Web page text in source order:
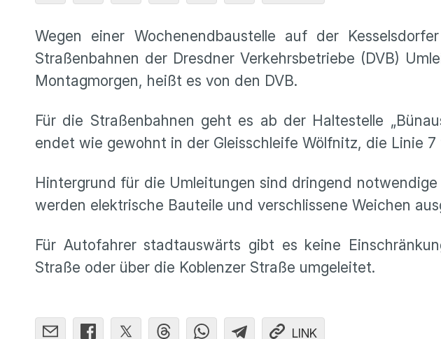
Wegen einer Wochenendbaustelle auf der
Straßenbahnen der Dresdner Verkehrsbetriebe (DVB)
Montagmorgen, heißt es von den DVB.
Für die Straßenbahnen geht es ab der Haltestelle
endet wie gewohnt in der Gleisschleife Wölfnitz, die Linie
Hintergrund für die Umleitungen sind dringend
werden elektrische Bauteile und verschlissene Weichen
Für Autofahrer stadtauswärts gibt es keine
Straße oder über die Koblenzer Straße umgeleitet.
LINK